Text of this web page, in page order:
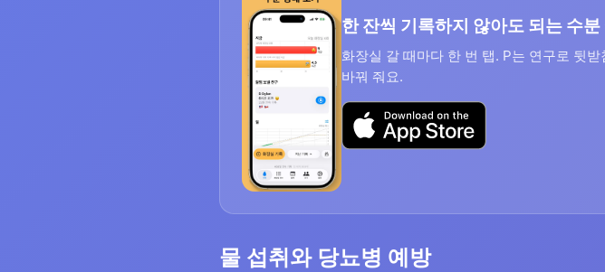
한 잔씩 기록하지 않아도 되는 수분
화장실 갈 때마다 한 번 탭. P는 연구로 뒷
바꿔 줘요.
물 섭취와 당뇨병 예방